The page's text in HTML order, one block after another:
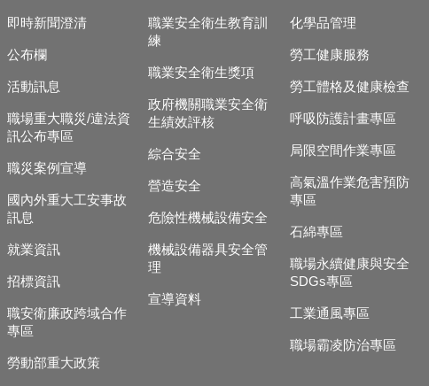
即時新聞澄清
公布欄
活動訊息
職場重大職災/違法資
訊公布專區
職災案例宣導
國內外重大工安事故
訊息
就業資訊
招標資訊
職安衛廉政跨域合作
專區
勞動部重大政策
職業安全衛生教育訓
練
職業安全衛生獎項
政府機關職業安全衛
生績效評核
綜合安全
營造安全
危險性機械設備安全
機械設備器具安全管
理
宣導資料
化學品管理
勞工健康服務
勞工體格及健康檢查
呼吸防護計畫專區
局限空間作業專區
高氣溫作業危害預防
專區
石綿專區
職場永續健康與安全
SDGs專區
工業通風專區
職場霸凌防治專區